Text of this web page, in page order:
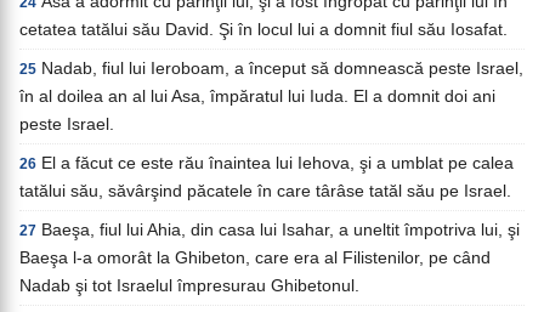
cetatea tatălui său David. Şi în locul lui a domnit fiul său Iosafat.
25 Nadab, fiul lui Ieroboam, a început să domnească peste Israel,
în al doilea an al lui Asa, împăratul lui Iuda. El a domnit doi ani
peste Israel.
26 El a făcut ce este rău înaintea lui Iehova, şi a umblat pe calea
tatălui său, săvârşind păcatele în care târâse tatăl său pe Israel.
27 Baeşa, fiul lui Ahia, din casa lui Isahar, a uneltit împotriva lui, şi
Baeşa l-a omorât la Ghibeton, care era al Filistenilor, pe când
Nadab şi tot Israelul împresurau Ghibetonul.